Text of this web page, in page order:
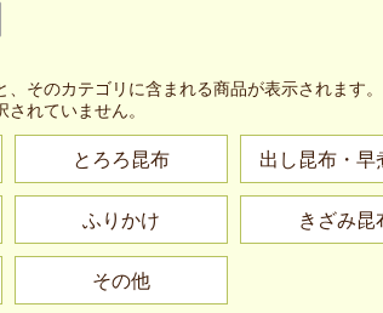
そのカテゴリに含まれる商品が表示されます。
されていません。
とろろ昆布 出し昆布・早
ふりかけ きざみ昆
その他